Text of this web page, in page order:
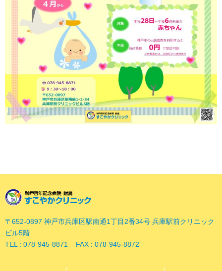
〒652-0897 神戸市兵庫区駅南通1丁目2番34号 兵庫駅前クリニック
ビル5階
TEL : 078-945-8871 FAX : 078-945-8872